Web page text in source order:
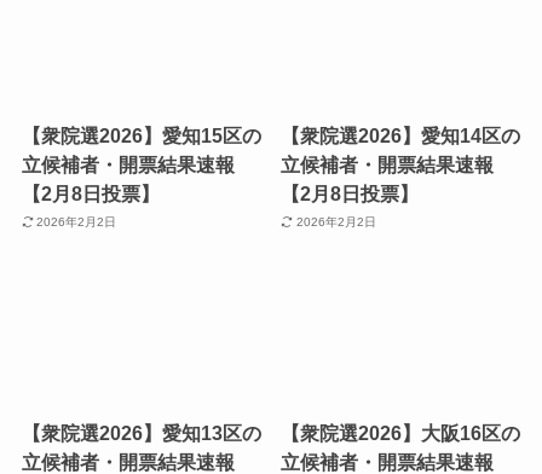
【衆院選2026】愛知15区の
立候補者・開票結果速報
【2月8日投票】
2026年2月2日
【衆院選2026】愛知14区の
立候補者・開票結果速報
【2月8日投票】
2026年2月2日
【衆院選2026】愛知13区の
立候補者・開票結果速報
【衆院選2026】大阪16区の
立候補者・開票結果速報